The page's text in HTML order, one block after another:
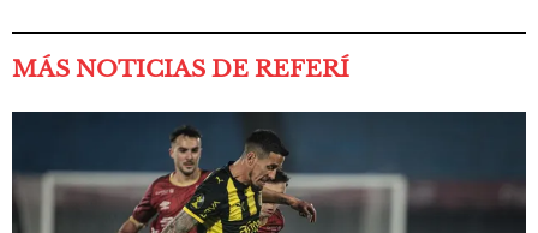
MÁS NOTICIAS DE REFERÍ